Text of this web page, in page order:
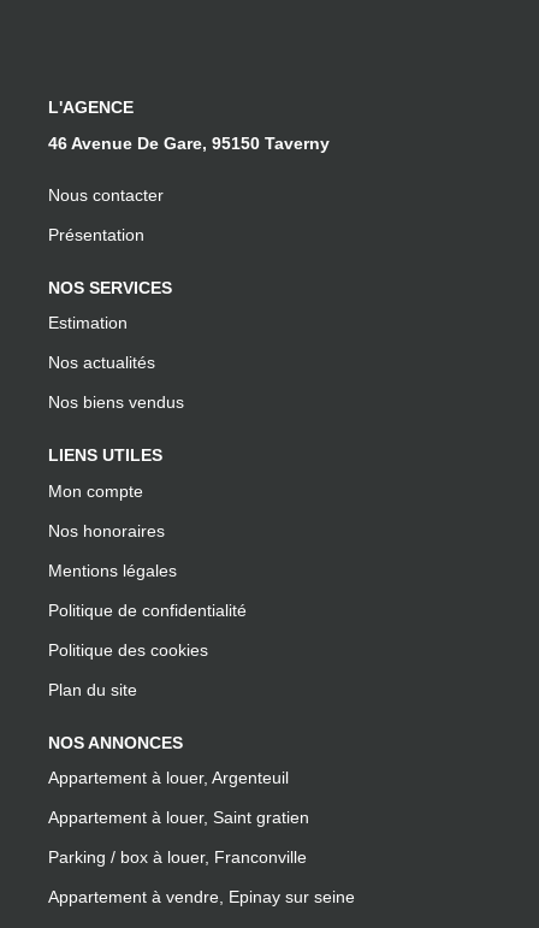
L'AGENCE
46 Avenue De Gare, 95150 Taverny
Nous contacter
Présentation
NOS SERVICES
Estimation
Nos actualités
Nos biens vendus
LIENS UTILES
Mon compte
Nos honoraires
Mentions légales
Politique de confidentialité
Politique des cookies
Plan du site
NOS ANNONCES
Appartement à louer, Argenteuil
Appartement à louer, Saint gratien
Parking / box à louer, Franconville
Appartement à vendre, Epinay sur seine